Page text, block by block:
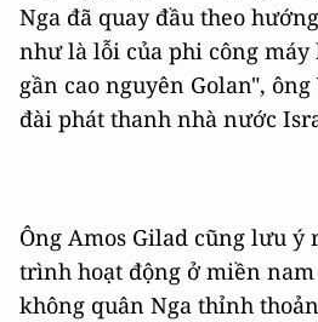
Nga đã quay đầu theo
như là lỗi của phi công
gần cao nguyên Golan",
đài phát thanh nhà nước
Ông Amos Gilad cũng lưu ý
trình hoạt động ở miền
không quân Nga thỉnh